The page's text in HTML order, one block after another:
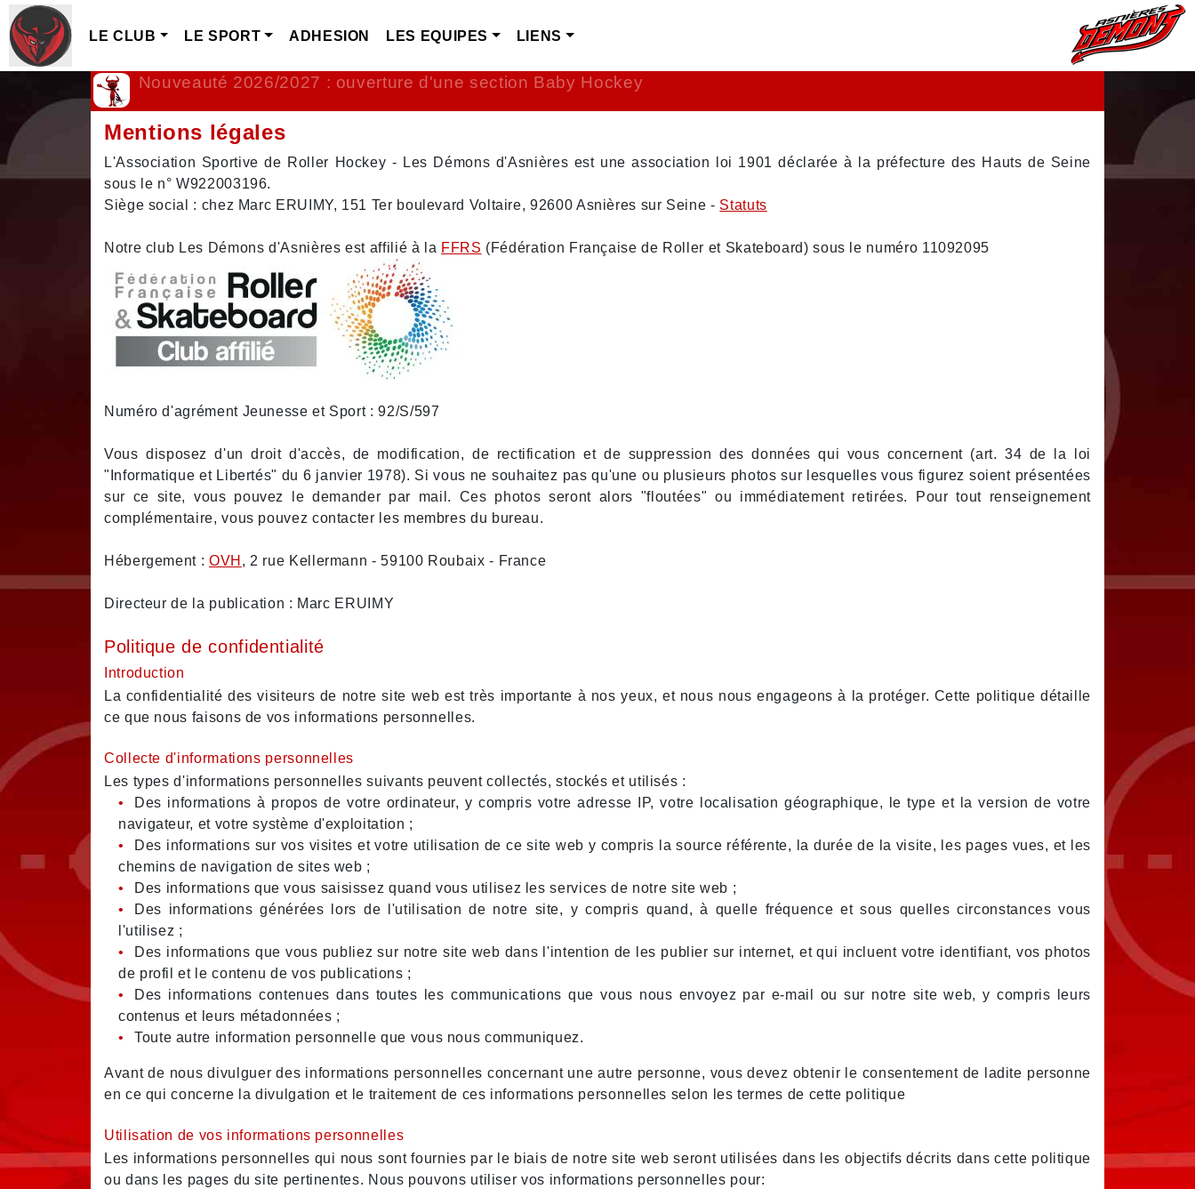
LE CLUB LE SPORT ADHESION LES EQUIPES
LIENS
Nouveauté 2026/2027 : ouverture d'une section Baby Hockey
Mentions légales
L'Association Sportive de Roller Hockey - Les Démons d'Asnières est une association loi 1901 déclarée à la préfecture des Hauts de Seine
sous le n° W922003196.
Siège social : chez Marc ERUIMY, 151 Ter boulevard Voltaire, 92600 Asnières sur Seine - Statuts
Notre club Les Démons d'Asnières est affilié à la FFRS (Fédération Française de Roller et Skateboard) sous le numéro 11092095
Numéro d'agrément Jeunesse et Sport : 92/S/597
Vous disposez d'un droit d'accès, de modification, de rectification et de suppression des données qui vous concernent (art. 34 de la loi
"Informatique et Libertés" du 6 janvier 1978). Si vous ne souhaitez pas qu'une ou plusieurs photos sur lesquelles vous figurez soient présentées
sur ce site, vous pouvez le demander par mail. Ces photos seront alors "floutées" ou immédiatement retirées. Pour tout renseignement
complémentaire, vous pouvez contacter les membres du bureau.
Hébergement : OVH , 2 rue Kellermann - 59100 Roubaix - France
Directeur de la publication : Marc ERUIMY
Politique de confidentialité
Introduction
La confidentialité des visiteurs de notre site web est très importante à nos yeux, et nous nous engageons à la protéger. Cette politique détaille
ce que nous faisons de vos informations personnelles.
Collecte d'informations personnelles
Les types d'informations personnelles suivants peuvent collectés, stockés et utilisés :
Des informations à propos de votre ordinateur, y compris votre adresse IP, votre localisation géographique, le type et la version de votre
navigateur, et votre système d'exploitation ;
Des informations sur vos visites et votre utilisation de ce site web y compris la source référente, la durée de la visite, les pages vues, et les
chemins de navigation de sites web ;
Des informations que vous saisissez quand vous utilisez les services de notre site web ;
Des informations générées lors de l'utilisation de notre site, y compris quand, à quelle fréquence et sous quelles circonstances vous
l'utilisez ;
Des informations que vous publiez sur notre site web dans l'intention de les publier sur internet, et qui incluent votre identifiant, vos photos
de profil et le contenu de vos publications ;
Des informations contenues dans toutes les communications que vous nous envoyez par e-mail ou sur notre site web, y compris leurs
contenus et leurs métadonnées ;
Toute autre information personnelle que vous nous communiquez.
Avant de nous divulguer des informations personnelles concernant une autre personne, vous devez obtenir le consentement de ladite personne
en ce qui concerne la divulgation et le traitement de ces informations personnelles selon les termes de cette politique
Utilisation de vos informations personnelles
Les informations personnelles qui nous sont fournies par le biais de notre site web seront utilisées dans les objectifs décrits dans cette politique
ou dans les pages du site pertinentes. Nous pouvons utiliser vos informations personnelles pour: